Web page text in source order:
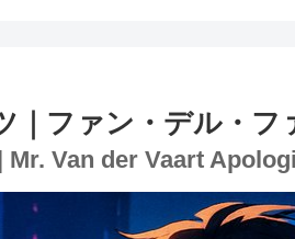
｜ファン・デル・フ
Mr. Van der Vaart